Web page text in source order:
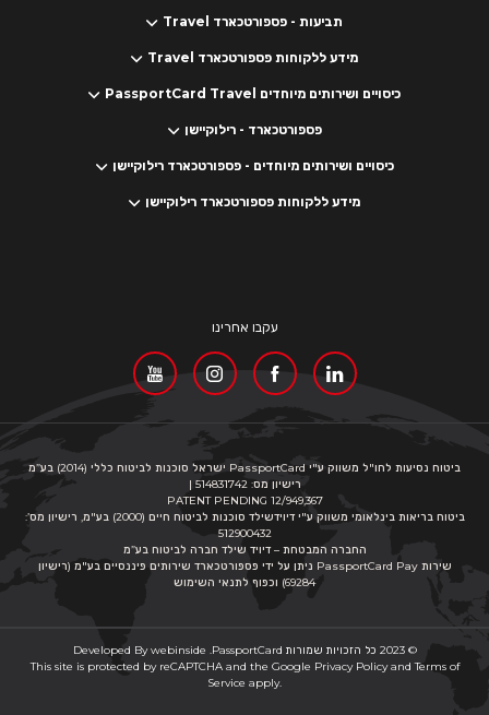
תביעות - פספורטכארד Travel
מידע ללקוחות פספורטכארד Travel
כיסויים ושירותים מיוחדים PassportCard Travel
פספורטכארד - רילוקיישן
כיסויים ושירותים מיוחדים - פספורטכארד רילוקיישן
מידע ללקוחות פספורטכארד רילוקיישן
עקבו אחרינו
ביטוח נסיעות לחו"ל משווק ע"י PassportCard ישראל סוכנות לביטוח כללי (2014) בע”מ
רישיון מס: 514831742 |
PATENT PENDING 12/949,367
ביטוח בריאות בינלאומי משווק ע"י דיוידשילד סוכנות לביטוח חיים (2000) בע"מ, רישיון מס’:
512900432
החברה המבטחת – דיויד שילד חברה לביטוח בע”מ
שירות PassportCard Pay ניתן על ידי פספורטכארד שירותים פיננסיים בע"מ (רישיון
69284) וכפוף לתנאי השימוש
© 2023 כל הזכויות שמורות PassportCard
.
Developed Bywebinside
This site is protected by reCAPTCHA and the Google Privacy PolicyandTerms of
Service apply.